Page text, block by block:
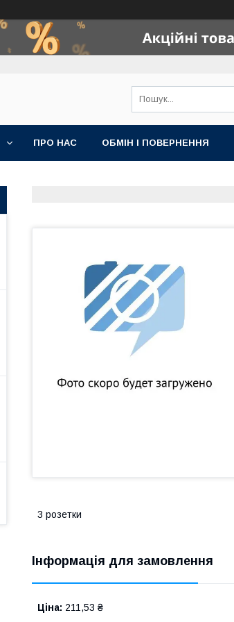
ПРО НАС ОБМІН І ПОВЕРНЕННЯ
3 розетки
Інформація для замовлення
Ціна: 211,53 ₴